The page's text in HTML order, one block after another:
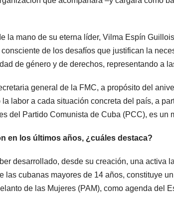
la mano de su eterna líder, Vilma Espín
de los desafíos que justifican la
de género y de derechos, representando a
general de la FMC, a propósito del
labor a cada situación concreta del país, a
del Partido Comunista de Cuba (PCC), es un
en los últimos años, ¿cuáles destaca?
desarrollado, desde su creación, una activa
cubanas mayores de 14 años, constituye
de las Mujeres (PAM), como agenda del